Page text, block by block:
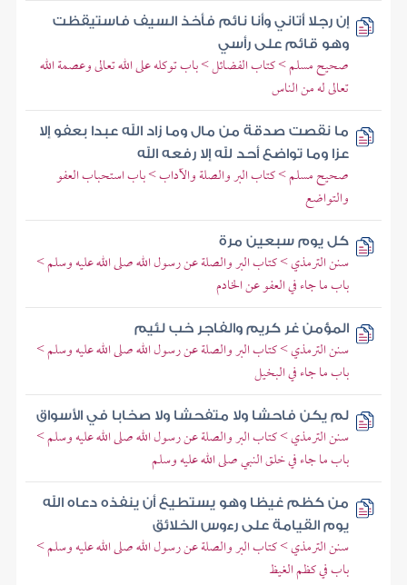
إن رجلا أتاني وأنا نائم فأخذ السيف فاستيقظت
وهو قائم على رأسي
صحيح مسلم > كتاب الفضائل > باب توكله على الله تعالى وعصمة الله
تعالى له من الناس
ما نقصت صدقة من مال وما زاد الله عبدا بعفو إلا
عزا وما تواضع أحد لله إلا رفعه الله
صحيح مسلم > كتاب البر والصلة والآداب > باب استحباب العفو
والتواضع
كل يوم سبعين مرة
سنن الترمذي > كتاب البر والصلة عن رسول الله صلى الله عليه وسلم >
باب ما جاء في العفو عن الخادم
المؤمن غر كريم والفاجر خب لئيم
سنن الترمذي > كتاب البر والصلة عن رسول الله صلى الله عليه وسلم >
باب ما جاء في البخيل
لم يكن فاحشا ولا متفحشا ولا صخابا في الأسواق
سنن الترمذي > كتاب البر والصلة عن رسول الله صلى الله عليه وسلم >
باب ما جاء في خلق النبي صلى الله عليه وسلم
من كظم غيظا وهو يستطيع أن ينفذه دعاه الله
يوم القيامة على رءوس الخلائق
سنن الترمذي > كتاب البر والصلة عن رسول الله صلى الله عليه وسلم >
باب في كظم الغيظ